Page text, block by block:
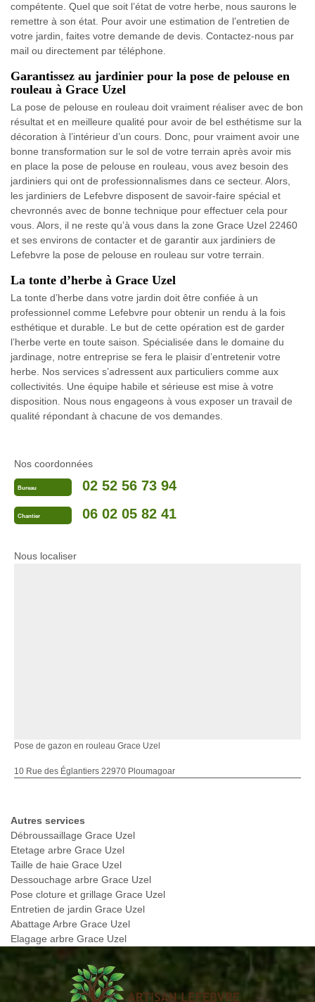
compétente. Quel que soit l’état de votre herbe, nous saurons le
remettre à son état. Pour avoir une estimation de l’entretien de
votre jardin, faites votre demande de devis. Contactez-nous par
mail ou directement par téléphone.
Garantissez au jardinier pour la pose de pelouse en
rouleau à Grace Uzel
La pose de pelouse en rouleau doit vraiment réaliser avec de bon
résultat et en meilleure qualité pour avoir de bel esthétisme sur la
décoration à l’intérieur d’un cours. Donc, pour vraiment avoir une
bonne transformation sur le sol de votre terrain après avoir mis
en place la pose de pelouse en rouleau, vous avez besoin des
jardiniers qui ont de professionnalismes dans ce secteur. Alors,
les jardiniers de Lefebvre disposent de savoir-faire spécial et
chevronnés avec de bonne technique pour effectuer cela pour
vous. Alors, il ne reste qu’à vous dans la zone Grace Uzel 22460
et ses environs de contacter et de garantir aux jardiniers de
Lefebvre la pose de pelouse en rouleau sur votre terrain.
La tonte d’herbe à Grace Uzel
La tonte d’herbe dans votre jardin doit être confiée à un
professionnel comme Lefebvre pour obtenir un rendu à la fois
esthétique et durable. Le but de cette opération est de garder
l’herbe verte en toute saison. Spécialisée dans le domaine du
jardinage, notre entreprise se fera le plaisir d’entretenir votre
herbe. Nos services s’adressent aux particuliers comme aux
collectivités. Une équipe habile et sérieuse est mise à votre
disposition. Nous nous engageons à vous exposer un travail de
qualité répondant à chacune de vos demandes.
Nos coordonnées
Bureau 02 52 56 73 94
Chantier 06 02 05 82 41
Nous localiser
Pose de gazon en rouleau Grace Uzel
10 Rue des Églantiers 22970 Ploumagoar
Autres services
Débroussaillage Grace Uzel
Etetage arbre Grace Uzel
Taille de haie Grace Uzel
Dessouchage arbre Grace Uzel
Pose cloture et grillage Grace Uzel
Entretien de jardin Grace Uzel
Abattage Arbre Grace Uzel
Elagage arbre Grace Uzel